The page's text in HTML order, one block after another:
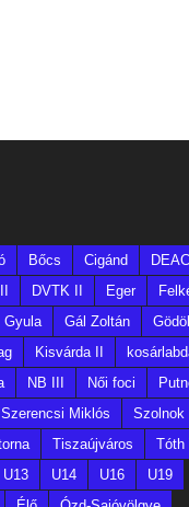
Bőcs Cigánd
DEAC
DVTK II Eger
Gyula Gál Zoltán
Kisvárda II
NB III Női foci
Szerencsi Miklós
Szolnok
Tiszaújváros
Tóth
U13 U14 U16
U19